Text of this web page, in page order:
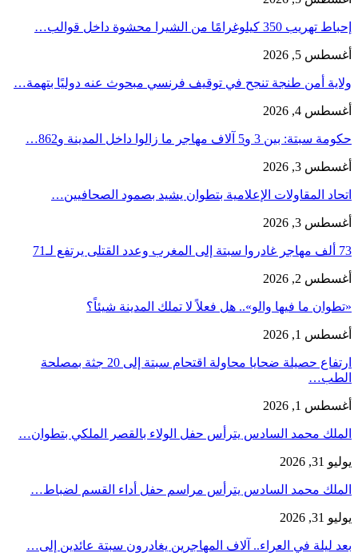
إحباط تهريب 350 كيلوغرامًا من الشيرا محشوة داخل قوالب…
أغسطس 5, 2026
ولاية أمن طنجة تنجح في توقيف فرنسي مبحوث عنه دوليًا بتهمة…
أغسطس 4, 2026
حكومة سبتة: بين 3 و5 آلاف مهاجر ما زالوا داخل المدينة و862…
أغسطس 3, 2026
اتحاد المقاولات الإعلامية بتطوان يشيد بصمود الصحافيين…
أغسطس 3, 2026
73 ألف مهاجر غادروا سبتة إلى المغرب وعدد القتلى يرتفع لـ71
أغسطس 2, 2026
«تطوان ما فيها والو».. هل فعلاً لا تملك المدينة شيئاً؟
أغسطس 1, 2026
ارتفاع حصيلة ضحايا محاولة اقتحام سبتة إلى 20 جثة بمصلحة
الطب…
أغسطس 1, 2026
الملك محمد السادس يترأس حفل الولاء بالقصر الملكي بتطوان…
يوليو 31, 2026
الملك محمد السادس يترأس مراسم حفل أداء القسم لضباط…
يوليو 31, 2026
بعد ليلة في العراء.. آلاف المهاجرين يغادرون سبتة عائدين إلى…